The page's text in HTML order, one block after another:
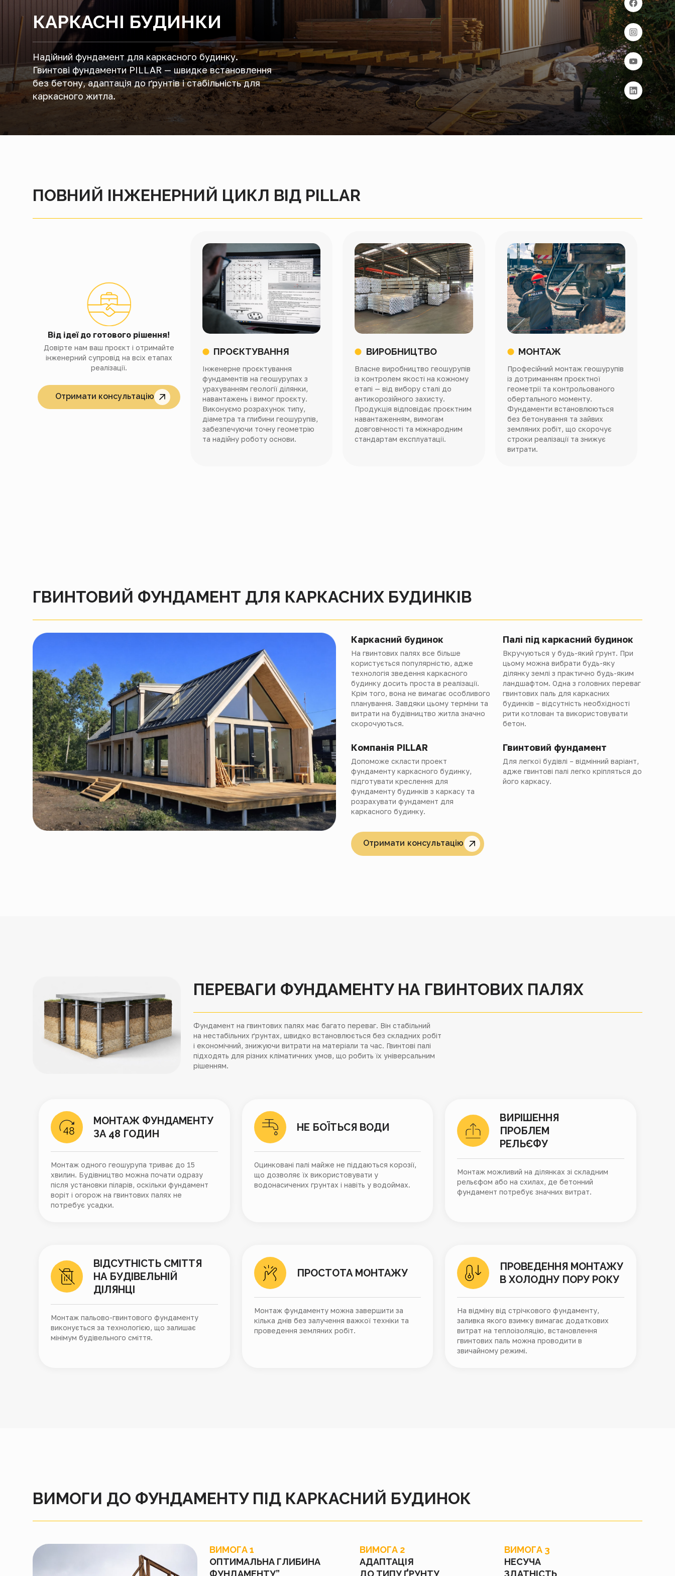
КАРКАСНІ БУДИНКИ
Надійний фундамент для каркасного будинку.
Гвинтові фундаменти PILLAR — швидке встановлення
без бетону, адаптація до ґрунтів і стабільність для
каркасного житла.
ПОВНИЙ ІНЖЕНЕРНИЙ ЦИКЛ ВІД PILLAR
Від ідеї до готового рішення!
Довірте нам ваш проєкт і отримайте
інженерний супровід на всіх етапах
реалізації.
Отримати консультацію
ПРОЄКТУВАННЯ
Інженерне проєктування
фундаментів на геошурупах з
урахуванням геології ділянки,
навантажень і вимог проєкту.
Виконуємо розрахунок типу,
діаметра та глибини геошурупів,
забезпечуючи точну геометрію
та надійну роботу основи.
ВИРОБНИЦТВО
Власне виробництво геошурупів
із контролем якості на кожному
етапі — від вибору сталі до
антикорозійного захисту.
Продукція відповідає проєктним
навантаженням, вимогам
довговічності та міжнародним
стандартам експлуатації.
МОНТАЖ
Професійний монтаж геошурупів
із дотриманням проєктної
геометрії та контрольованого
обертального моменту.
Фундаменти встановлюються
без бетонування та зайвих
земляних робіт, що скорочує
строки реалізації та знижує
витрати.
ГВИНТОВИЙ ФУНДАМЕНТ ДЛЯ КАРКАСНИХ БУДИНКІВ
Каркасний будинок
На гвинтових палях все більше
користується популярністю, адже
технологія зведення каркасного
будинку досить проста в реалізації.
Крім того, вона не вимагає особливого
планування. Завдяки цьому терміни та
витрати на будівництво житла значно
скорочуються.
Палі під каркасний будинок
Вкручуються у будь-який ґрунт. При
цьому можна вибрати будь-яку
ділянку землі з практично будь-яким
ландшафтом. Одна з головних переваг
гвинтових паль для каркасних
будинків – відсутність необхідності
рити котлован та використовувати
бетон.
Компанія PILLAR
Допоможе скласти проект
фундаменту каркасного будинку,
підготувати креслення для
фундаменту будинків з каркасу та
розрахувати фундамент для
каркасного будинку.
Гвинтовий фундамент
Для легкої будівлі – відмінний варіант,
адже гвинтові палі легко кріпляться до
його каркасу.
Отримати консультацію
ПЕРЕВАГИ ФУНДАМЕНТУ НА ГВИНТОВИХ ПАЛЯХ
Фундамент на гвинтових палях має багато переваг. Він стабільний
на нестабільних ґрунтах, швидко встановлюється без складних робіт
і економічний, знижуючи витрати на матеріали та час. Гвинтові палі
підходять для різних кліматичних умов, що робить їх універсальним
рішенням.
МОНТАЖ ФУНДАМЕНТУ
ЗА 48 ГОДИН
Монтаж одного геошурупа триває до 15
хвилин. Будівництво можна почати одразу
після установки піларів, оскільки фундамент
воріт і огорож на гвинтових палях не
потребує усадки.
НЕ БОЇТЬСЯ ВОДИ
Оцинковані палі майже не піддаються корозії,
що дозволяє їх використовувати у
водонасичених грунтах і навіть у водоймах.
ВИРІШЕННЯ
ПРОБЛЕМ
РЕЛЬЄФУ
Монтаж можливий на ділянках зі складним
рельєфом або на схилах, де бетонний
фундамент потребує значних витрат.
ВІДСУТНІСТЬ СМІТТЯ
НА БУДІВЕЛЬНІЙ
ДІЛЯНЦІ
Монтаж пальово-гвинтового фундаменту
виконується за технологією, що залишає
мінімум будівельного сміття.
ПРОСТОТА МОНТАЖУ
Монтаж фундаменту можна завершити за
кілька днів без залучення важкої техніки та
проведення земляних робіт.
ПРОВЕДЕННЯ МОНТАЖУ
В ХОЛОДНУ ПОРУ РОКУ
На відміну від стрічкового фундаменту,
заливка якого взимку вимагає додаткових
витрат на теплоізоляцію, встановлення
гвинтових паль можна проводити в
звичайному режимі.
ВИМОГИ ДО ФУНДАМЕНТУ ПІД КАРКАСНИЙ БУДИНОК
ВИМОГА 1
ОПТИМАЛЬНА ГЛИБИНА
ФУНДАМЕНТУ”
ВИМОГА 2
АДАПТАЦІЯ
ДО ТИПУ ҐРУНТУ
ВИМОГА 3
НЕСУЧА
ЗДАТНІСТЬ